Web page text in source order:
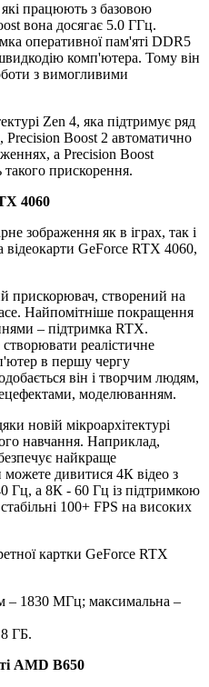
працюють з базовою
вона досягає 5.0 ГГц.
оперативної пам'яті DDR5
комп'ютера. Тому він
з вимогливими
Zen 4, яка підтримує ряд
Boost 2 автоматично
а Precision Boost
такого прискорення.
4060
зображення як в іграх, так і
відеокарти GeForce RTX 4060,
прискорювач, створений на
Найпомітніше покращення
– підтримка RTX.
реалістичне
в першу чергу
він і творчим людям,
моделюванням.
новій мікроархітектурі
навчання. Наприклад,
найкраще
можете дивитися 4К відео з
Гц, а 8К - 60 Гц із підтримкою
100+ FPS на високих
картки GeForce RTX
– 1830 МГц; максимальна –
ГБ.
AMD B650